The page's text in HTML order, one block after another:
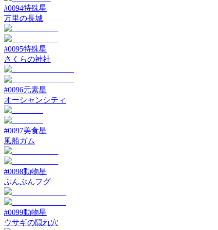
#0094特殊星
万里の長城
#0095特殊星
さくらの神社
#0096元素星
オーシャンシティ
#0097美食星
風船ガム
#0098動物星
ぷんぷんフグ
#0099動物星
ウサギの隠れ穴